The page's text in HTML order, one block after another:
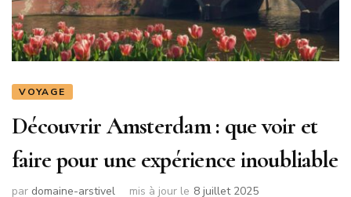
VOYAGE
Découvrir Amsterdam : que voir et
faire pour une expérience inoubliable
par domaine-arstivel mis à jour le 8 juillet 2025